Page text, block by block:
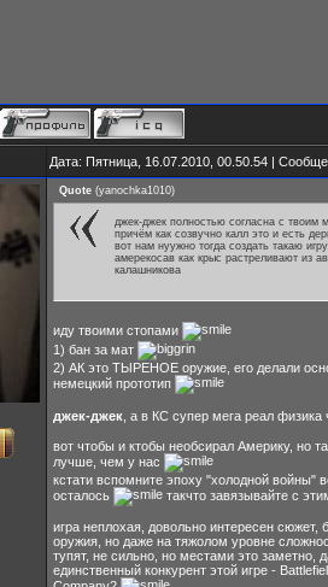
Дата: Пятница, 16.07.2010, 00.50.54 |
Quote (yanochka1010)
джек-джек полностью согласна с твоим
причём как созвучно калл это и есть
вот нам нуужно тогда создать такаю
амерекосав как крыс растреливают из
калашникова
иду твоими стопами
1) бан за мат
2) АК это ТЫРЕНОЕ оружие, его делали
немецкий прототип
джек-джек , а в КС супер мега реал физика
вот чтобы и ктобы необсирал Америку, но
лучше, чем у нас
кстати вспомните эпоху "холодной войны"
осталось
такчто завязывайте с
игра неплохая, довольно интересен сюжет,
оружия, но даже на тяжолом уровне
тупят, не сильно, но местами это заметно,
единственный конкурент этой игре -